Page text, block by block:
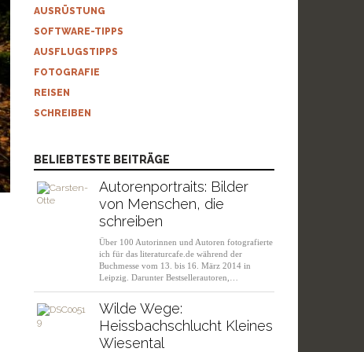
AUSRÜSTUNG
SOFTWARE-TIPPS
AUSFLUGSTIPPS
FOTOGRAFIE
REISEN
SCHREIBEN
BELIEBTESTE BEITRÄGE
Autorenportraits: Bilder
von Menschen, die
schreiben
Über 100 Autorinnen und Autoren fotografierte
ich für das literaturcafe.de während der
Buchmesse vom 13. bis 16. März 2014 in
Leipzig. Darunter Bestsellerautoren,…
Wilde Wege:
Heissbachschlucht Kleines
Wiesental